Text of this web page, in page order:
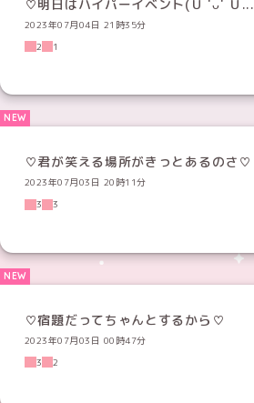
♡明日はハイパーイベント(Ｕ 'ᴗ' Ｕ...
2023年07月04日 21時35分
2
1
♡君が笑える場所がきっとあるのさ♡
2023年07月03日 20時11分
3
3
♡宿題だってちゃんとするから♡
2023年07月03日 00時47分
3
2